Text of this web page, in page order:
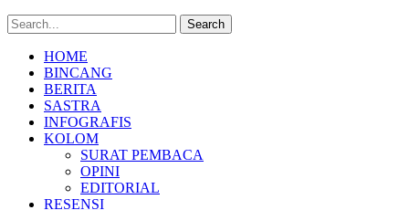
HOME
BINCANG
BERITA
SASTRA
INFOGRAFIS
KOLOM
SURAT PEMBACA
OPINI
EDITORIAL
RESENSI